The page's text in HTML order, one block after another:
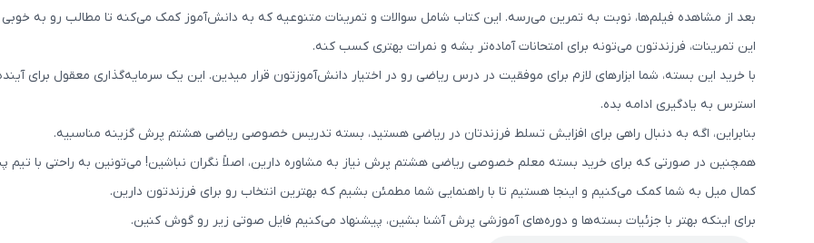
بعد از مشاهده فیلم‌ها، نوبت به تمرین می‌رسه. این کتاب شامل سوالات و تمرینات متنوعیه که به دانش‌آموز کمک می‌کنه تا مطالب رو به
این تمرینات، فرزندتون می‌تونه برای امتحانات آماده‌تر بشه و نمرات بهتری کسب کنه.
با خرید این بسته، شما ابزارهای لازم برای موفقیت در درس ریاضی رو در اختیار دانش‌آموزتون قرار میدین. این یک سرمایه‌گذاری معقول برای
استرس به یادگیری ادامه بده.
بنابراین، اگه به دنبال راهی برای افزایش تسلط فرزندتان در ریاضی هستید، بسته تدریس خصوصی ریاضی هشتم پرش گزینه مناسبیه.
همچنین در صورتی که برای خرید بسته معلم خصوصی ریاضی هشتم پرش نیاز به مشاوره دارین، اصلاً نگران نباشین! می‌تونین به راحتی با تیم
کمال میل به شما کمک می‌کنیم و اینجا هستیم تا با راهنمایی شما مطمئن بشیم که بهترین انتخاب رو برای فرزندتون دارین.
برای اینکه بهتر با جزئیات بسته‌ها و دوره‌های آموزشی پرش آشنا بشین، پیشنهاد می‌کنیم فایل صوتی زیر رو گوش کنین.